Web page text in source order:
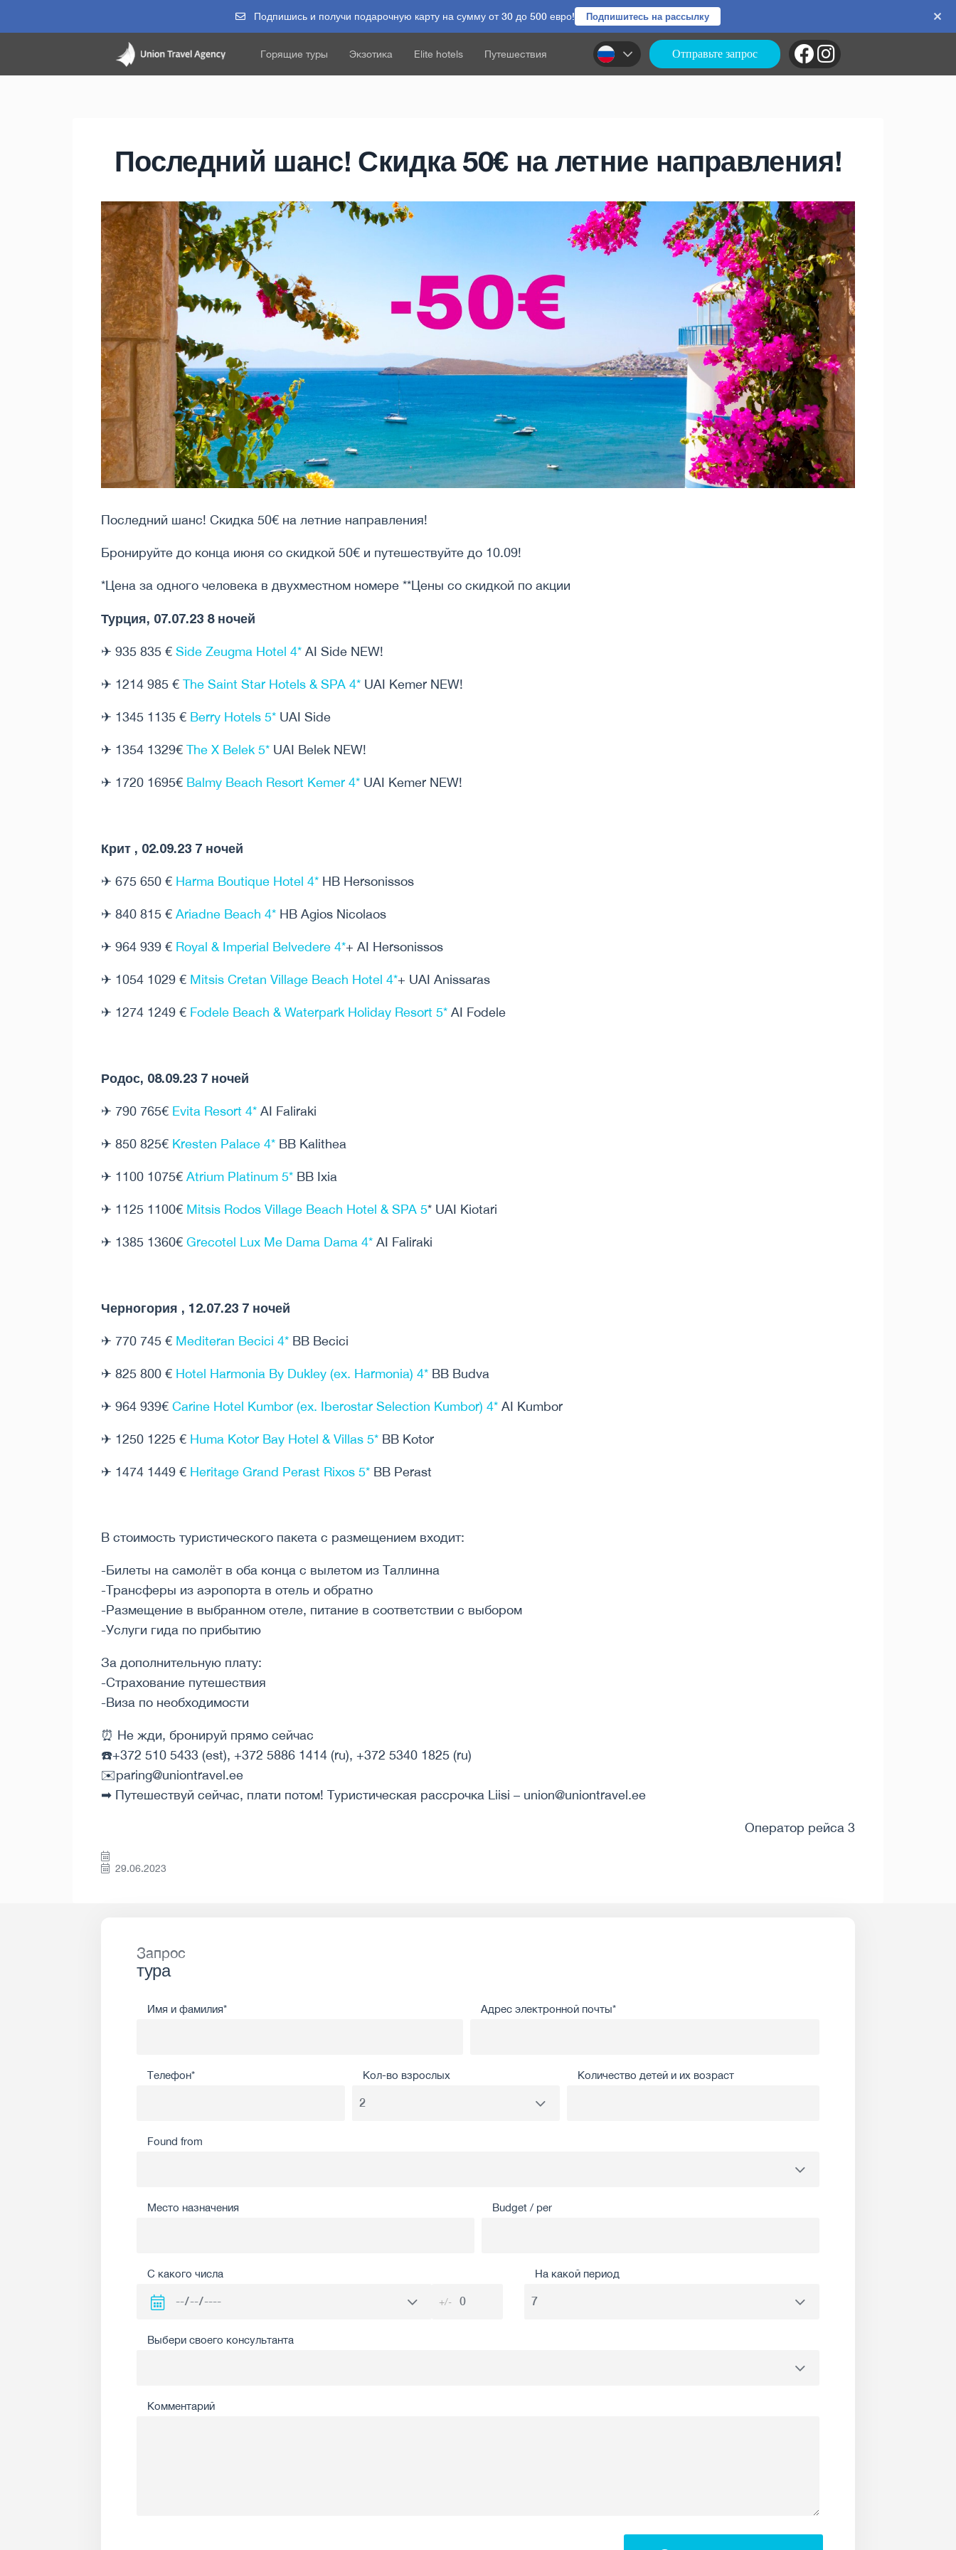
Подпишись и получи подарочную карту на сумму от 30 до 500 евро! Подпишитесь на рассылку
Горящие туры Экзотика Elite hotels Путешествия Отправьте запрос
Последний шанс! Скидка 50€ на летние направления!
Последний шанс! Скидка 50€ на летние направления!
Бронируйте до конца июня со скидкой 50€ и путешествуйте до 10.09!
*Цена за одного человека в двухместном номере **Цены со скидкой по акции
Турция, 07.07.23 8 ночей
✈ 935 835 € Side Zeugma Hotel 4* AI Side NEW!
✈ 1214 985 € The Saint Star Hotels & SPA 4* UAI Kemer NEW!
✈ 1345 1135 € Berry Hotels 5* UAI Side
✈ 1354 1329€ The X Belek 5* UAI Belek NEW!
✈ 1720 1695€ Balmy Beach Resort Kemer 4* UAI Kemer NEW!
Крит , 02.09.23 7 ночей
✈ 675 650 € Harma Boutique Hotel 4* HB Hersonissos
✈ 840 815 € Ariadne Beach 4* HB Agios Nicolaos
✈ 964 939 € Royal & Imperial Belvedere 4*+ AI Hersonissos
✈ 1054 1029 € Mitsis Cretan Village Beach Hotel 4*+ UAI Anissaras
✈ 1274 1249 € Fodele Beach & Waterpark Holiday Resort 5* AI Fodele
Родос, 08.09.23 7 ночей
✈ 790 765€ Evita Resort 4* AI Faliraki
✈ 850 825€ Kresten Palace 4* BB Kalithea
✈ 1100 1075€ Atrium Platinum 5* BB Ixia
✈ 1125 1100€ Mitsis Rodos Village Beach Hotel & SPA 5* UAI Kiotari
✈ 1385 1360€ Grecotel Lux Me Dama Dama 4* AI Faliraki
Черногория , 12.07.23 7 ночей
✈ 770 745 € Mediteran Becici 4* BB Becici
✈ 825 800 € Hotel Harmonia By Dukley (ex. Harmonia) 4* BB Budva
✈ 964 939€ Carine Hotel Kumbor (ex. Iberostar Selection Kumbor) 4* AI Kumbor
✈ 1250 1225 € Huma Kotor Bay Hotel & Villas 5* BB Kotor
✈ 1474 1449 € Heritage Grand Perast Rixos 5* BB Perast
В стоимость туристического пакета с размещением входит:
-Билеты на самолёт в оба конца с вылетом из Таллинна
-Трансферы из аэропорта в отель и обратно
-Размещение в выбранном отеле, питание в соответствии с выбором
-Услуги гида по прибытию
За дополнительную плату:
-Страхование путешествия
-Виза по необходимости
⏰ Не жди, бронируй прямо сейчас
☎️+372 510 5433 (est), +372 5886 1414 (ru), +372 5340 1825 (ru)
✉️paring@uniontravel.ee
➡ Путешествуй сейчас, плати потом! Туристическая рассрочка Liisi – union@uniontravel.ee
Оператор рейса 3
29.06.2023
Запрос
тура
Имя и фамилия* Адрес электронной почты*
Телефон* Кол-во взрослых Количество детей и их возраст
Found from
Место назначения Budget / per
С какого числа
+/-
На какой период
Выбери своего консультанта
Комментарий